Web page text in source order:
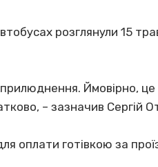
розглянули 15
Ймовірно,
– зазначив Сергій
оплати готівкою за